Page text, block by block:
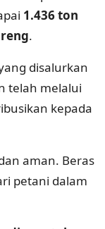
1.436 ton
.
disalurkan
telah melalui
kepada
aman. Beras
petani dalam